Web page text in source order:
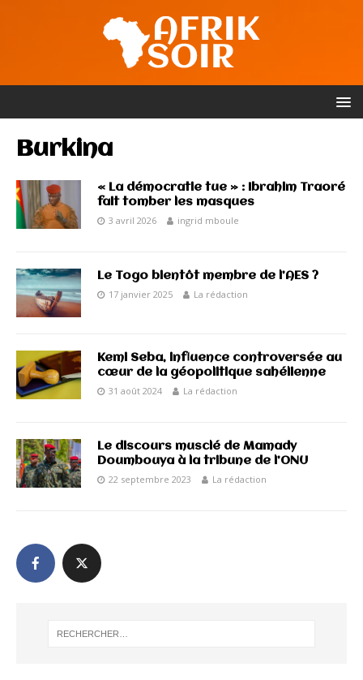
Burkina
« La démocratie tue » : Ibrahim Traoré
fait tomber les masques
3 avril 2026 ingrid mboule
Le Togo bientôt membre de l’AES ?
17 janvier 2025 La rédaction
Kemi Seba, influence controversée au
cœur de la géopolitique sahélienne
31 août 2024 La rédaction
Le discours musclé de Mamady
Doumbouya à la tribune de l’ONU
22 septembre 2023 La rédaction